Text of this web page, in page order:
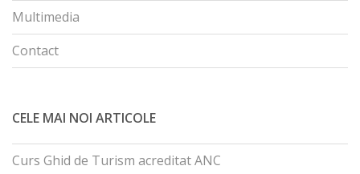
Multimedia
Contact
CELE MAI NOI ARTICOLE
Curs Ghid de Turism acreditat ANC